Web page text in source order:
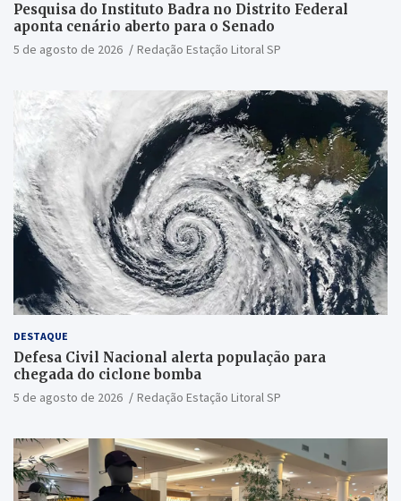
Pesquisa do Instituto Badra no Distrito Federal
aponta cenário aberto para o Senado
5 de agosto de 2026 Redação Estação Litoral SP
DESTAQUE
Defesa Civil Nacional alerta população para
chegada do ciclone bomba
5 de agosto de 2026 Redação Estação Litoral SP